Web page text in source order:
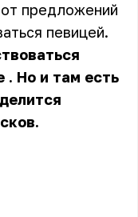
предложений
певицей.
. Но и там есть